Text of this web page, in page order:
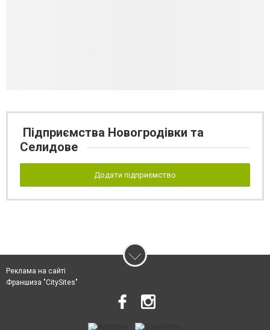
Підприємства Новогродівки та
Селидове
Додати підприємство
Реклама на сайті
Франшиза "CitySites"